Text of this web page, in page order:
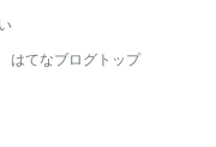
はてなブログトップ